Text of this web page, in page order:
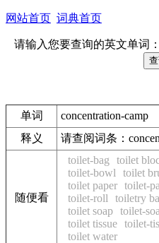
网站首页 词典首页
请输入您要查询的英文单词：
单词
concentration-camp
释义
请查阅词条：
随便看
toilet-bag toilet
toilet-bowl
toilet
toilet paper toilet-
toilet-roll
toiletry
toilet soap toilet-
toilet tissue toilet-
toilet water